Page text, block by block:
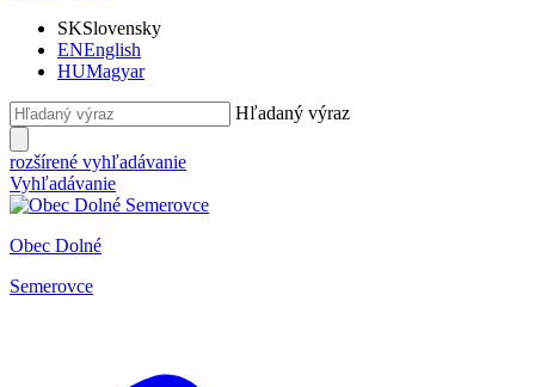
SKSlovensky
ENEnglish
HUMagyar
Hľadaný výraz
rozšírené vyhľadávanie
Vyhľadávanie
Obec Dolné
Semerovce